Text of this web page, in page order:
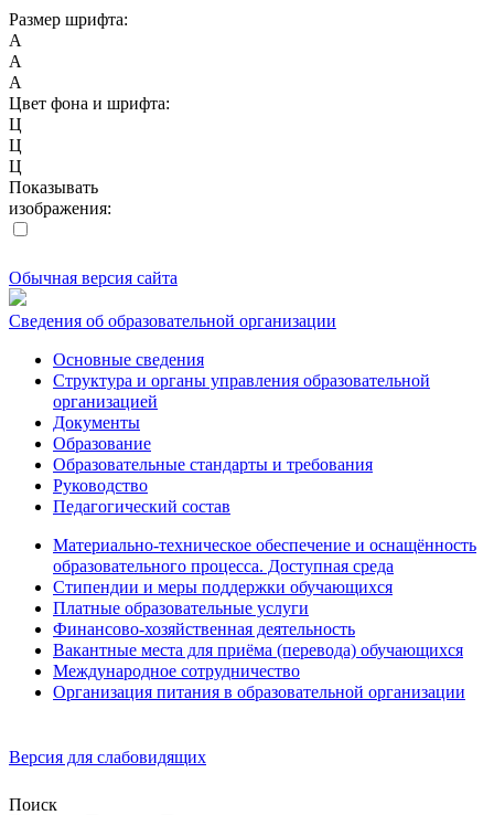
Размер шрифта:
A
A
A
Цвет фона и шрифта:
Ц
Ц
Ц
Показывать
изображения:
Обычная версия сайта
Сведения об образовательной организации
Основные сведения
Структура и органы управления образовательной
организацией
Документы
Образование
Образовательные стандарты и требования
Руководство
Педагогический состав
Материально-техническое обеспечение и оснащённость
образовательного процесса. Доступная среда
Стипендии и меры поддержки обучающихся
Платные образовательные услуги
Финансово-хозяйственная деятельность
Вакантные места для приёма (перевода) обучающихся
Международное сотрудничество
Организация питания в образовательной организации
Версия для слабовидящих
Поиск